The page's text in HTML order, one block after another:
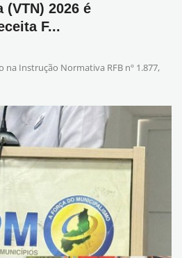
(VTN) 2026 é
F...
Instrução Normativa RFB nº 1.877,